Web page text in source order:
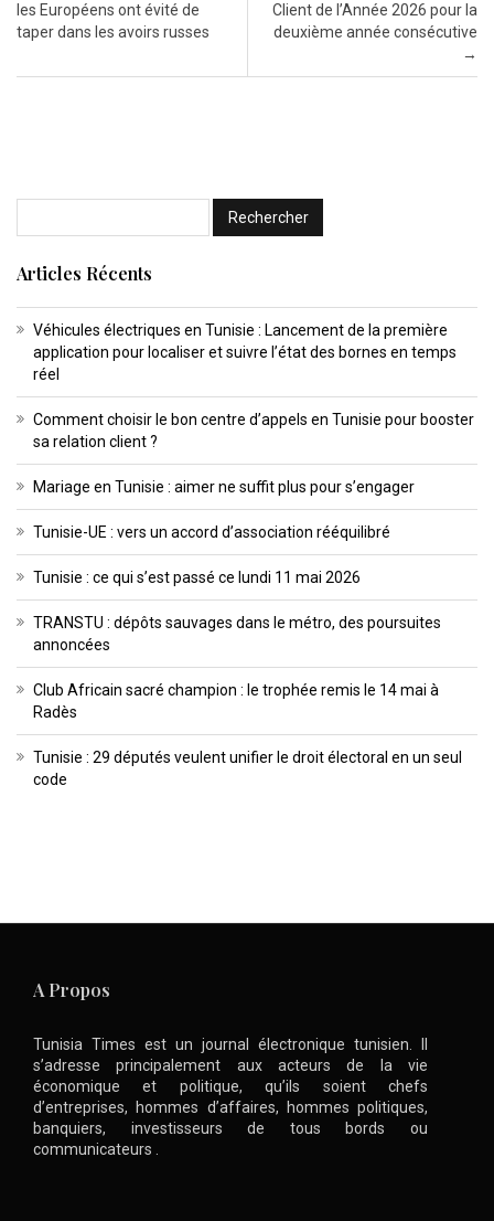
les Européens ont évité de
taper dans les avoirs russes
Client de l’Année 2026 pour la
deuxième année consécutive
→
Articles Récents
Véhicules électriques en Tunisie : Lancement de la première
application pour localiser et suivre l’état des bornes en temps
réel
Comment choisir le bon centre d’appels en Tunisie pour booster
sa relation client ?
Mariage en Tunisie : aimer ne suffit plus pour s’engager
Tunisie-UE : vers un accord d’association rééquilibré
Tunisie : ce qui s’est passé ce lundi 11 mai 2026
TRANSTU : dépôts sauvages dans le métro, des poursuites
annoncées
Club Africain sacré champion : le trophée remis le 14 mai à
Radès
Tunisie : 29 députés veulent unifier le droit électoral en un seul
code
A Propos
Tunisia Times est un journal électronique tunisien. Il
s’adresse principalement aux acteurs de la vie
économique et politique, qu’ils soient chefs
d’entreprises, hommes d’affaires, hommes politiques,
banquiers, investisseurs de tous bords ou
communicateurs .